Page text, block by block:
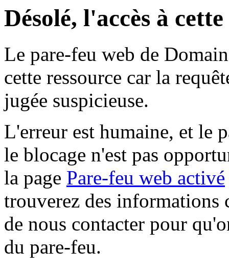
Désolé, l'accès à
Le pare-feu web de
cette ressource car la
jugée suspicieuse.
L'erreur est humaine, et le
le blocage n'est pas
la page Pare-feu web activé
trouverez des informations
de nous contacter pour
du pare-feu.